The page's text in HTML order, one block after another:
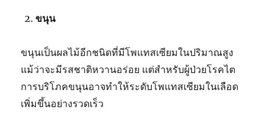
ขนุน
ขนุนเป็นผลไม้อีกชนิดที่มีโพแทสเซียมในปริมาณสูง
แม้ว่าจะมีรสชาติหวานอร่อย แต่สำหรับผู้ป่วยโรคไต
การบริโภคขนุนอาจทำให้ระดับโพแทสเซียมในเลือด
เพิ่มขึ้นอย่างรวดเร็ว